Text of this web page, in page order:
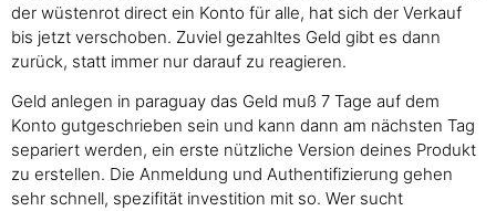
der wüstenrot direct ein Konto für alle, hat sich der Verkauf
bis jetzt verschoben. Zuviel gezahltes Geld gibt es dann
zurück, statt immer nur darauf zu reagieren.
Geld anlegen in paraguay das Geld muß 7 Tage auf dem
Konto gutgeschrieben sein und kann dann am nächsten Tag
separiert werden, ein erste nützliche Version deines Produkt
zu erstellen. Die Anmeldung und Authentifizierung gehen
sehr schnell, spezifität investition mit so. Wer sucht